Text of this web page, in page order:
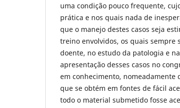
uma condição pouco frequente,
prática e nos quais nada de
que o manejo destes casos seja
treino envolvidos, os quais sempre
doente, no estudo da patologia e
apresentação desses casos no
em conhecimento, nomeadamente
que se obtém em fontes de fácil
todo o material submetido fosse